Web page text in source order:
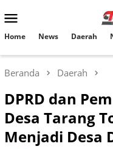
ke
Mobile
Home News Daerah
Beranda Daerah
DPRD dan
Desa Tarang
Menjadi Desa